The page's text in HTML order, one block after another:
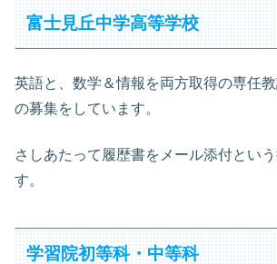
富士見丘中学高等学校
英語と、数学＆情報を両方取得の専任
の募集をしています。
さしあたって履歴書をメール添付とい
す。
学習院初等科・中等科